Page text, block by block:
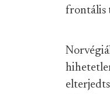
frontális